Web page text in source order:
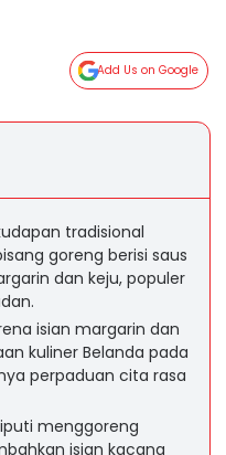
Add Us on Google
tradisional
goreng berisi saus
dan keju, populer
isian margarin dan
kuliner Belanda pada
perpaduan cita rasa
menggoreng
isian kacang